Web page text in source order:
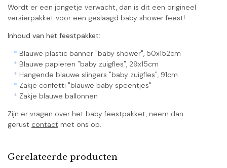
Wordt er een jongetje verwacht, dan is dit een origineel
versierpakket voor een geslaagd baby shower feest!
Inhoud van het feestpakket:
* Blauwe plastic banner "baby shower", 50x152cm
* Blauwe papieren "baby zuigfles", 29x15cm
* Hangende blauwe slingers "baby zuigfles", 91cm
* Zakje confetti "blauwe baby speentjes"
* Zakje blauwe ballonnen
Zijn er vragen over het baby feestpakket, neem dan
gerust contact met ons op.
Gerelateerde producten